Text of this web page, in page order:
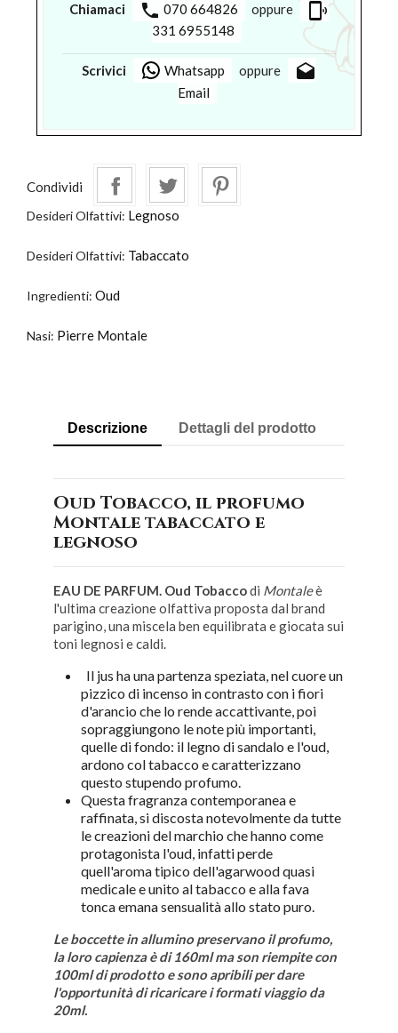
Chiamaci phone 070 664826 oppure phonelink_ring
331 6955148
Scrivici Whatsapp oppure drafts
Email
Condividi
Desideri Olfattivi: Legnoso
Desideri Olfattivi: Tabaccato
Ingredienti: Oud
Nasi: Pierre Montale
Descrizione Dettagli del prodotto
Oud Tobacco, il profumo
Montale tabaccato e
legnoso
EAU DE PARFUM. Oud Tobaccodi Montaleè
l'ultima creazione olfattiva proposta dal brand
parigino, una miscela ben equilibrata e giocata sui
toni legnosi e caldi.
Il jus ha una partenza speziata, nel cuore un
pizzico di incenso in contrasto con i fiori
d'arancio che lo rende accattivante, poi
sopraggiungono le note più importanti,
quelle di fondo: il legno di sandalo e l'oud,
ardono col tabacco e caratterizzano
questo stupendo profumo.
Questa fragranza contemporanea e
raffinata, si discosta notevolmente da tutte
le creazioni del marchio che hanno come
protagonista l'oud, infatti perde
quell'aroma tipico dell'agarwood quasi
medicale e unito al tabacco e alla fava
tonca emana sensualità allo stato puro.
Le boccette in allumino preservano il profumo,
la loro capienza è di 160ml ma son riempite con
100ml di prodotto e sono apribili per dare
l'opportunità di ricaricare i formati viaggio da
20ml.